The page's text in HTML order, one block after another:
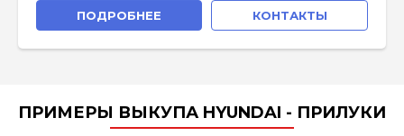
ПОДРОБНЕЕ КОНТАКТЫ
ПРИМЕРЫ ВЫКУПА HYUNDAI - ПРИЛУКИ